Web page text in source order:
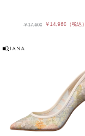
￥17,600 ￥14,960（税込）